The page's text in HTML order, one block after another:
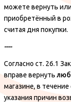
можете вернуть
приобретённый в
считая дня покупки.
----
Согласно ст. 26.1
вправе вернуть
магазине, в
указания причин